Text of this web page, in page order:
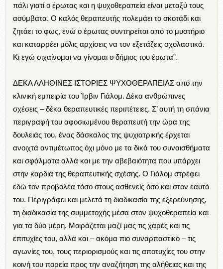
πάλι γιατί ο έρωτας και η ψυχοθεραπεία είναι μεταξύ τους
ασύμβατα. Ο καλός θεραπευτής πολεμάει το σκοτάδι και
ζητάει το φως, ενώ ο έρωτας συντηρείται από το μυστήριο
και καταρρέει μόλις αρχίσεις να τον εξετάζεις σχολαστικά.
Κι εγώ σιχαίνομαι να γίνομαι ο δήμιος του έρωτα”.
ΔΕΚΑ ΑΛΗΘΙΝΕΣ ΙΣΤΟΡΙΕΣ ΨΥΧΟΘΕΡΑΠΕΙΑΣ από την
κλινική εμπειρία του Ίρβιν Γιάλομ. Δέκα ανθρώπινες
σχέσεις – δέκα θεραπευτικές περιπέτειες. Σ’ αυτή τη σπάνια
περιγραφή του αφοσιωμένου θεραπευτή την ώρα της
δουλειάς του, ένας δάσκαλος της ψυχιατρικής έρχεται
ανοιχτά αντιμέτωπος όχι μόνο με τα δικά του συναισθήματα
και σφάλματα αλλά και με την αβεβαιότητα που υπάρχει
στην καρδιά της θεραπευτικής σχέσης. Ο Γιάλομ στρέφει
εδώ τον προβολέα τόσο στους ασθενείς όσο και στον εαυτό
του. Περιγράφει και μελετά τη διαδικασία της εξερεύνησης,
τη διαδικασία της συμμετοχής μέσα στον ψυχοθεραπεία και
για τα δύο μέρη. Μοιράζεται μαζί μας τις χαρές και τις
επιτυχίες του, αλλά και – ακόμα πιο συναρπαστικό – τις
αγωνίες του, τους περιορισμούς και τις αποτυχίες του στην
κοινή του πορεία προς την αναζήτηση της αλήθειας και της